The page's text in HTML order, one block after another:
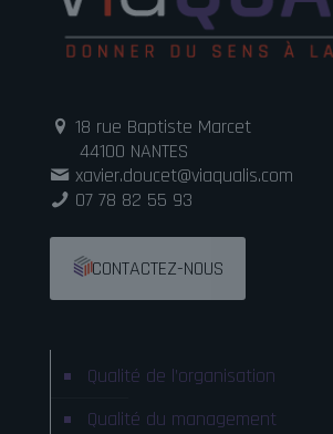
18 rue Baptiste Marcet
44100 NANTES
xavier.doucet@viaqualis.com
07 78 82 55 93
CONTACTEZ-NOUS
Qualité de l’organisation
Qualité du management